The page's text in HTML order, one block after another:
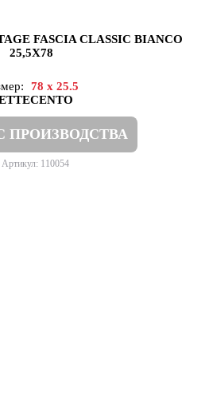
FASCIA CLASSIC BIANCO
25,5X78
78 x 25.5
ПРОИЗВОДСТВА
Артикул: 110054